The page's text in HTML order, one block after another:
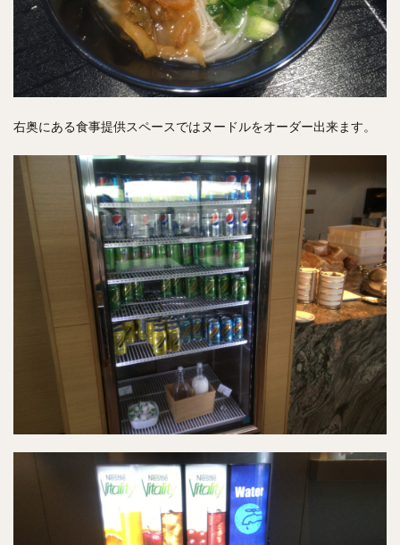
右奥にある食事提供スペースではヌードルをオーダー出来ます。